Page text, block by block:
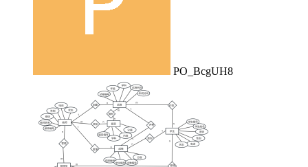
PO_BcgUH8